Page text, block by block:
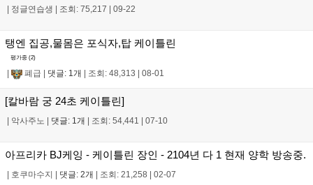
| 정글연습생 | 조회: 75,217 | 09-22
탱엔 집공,물몸은 포식자,탑 케이틀린
평가중 (2)
폐급 댓글: 1개 조회: 48,313 08-01
[칼바람 궁 24초 케이틀린]
악사주노 댓글: 1개 조회: 54,441 07-10
아프리카 BJ케잉 - 케이틀린 장인 - 2104년 다 1 현재 양학 방송중.
호쿠마수지 댓글: 2개 조회: 21,258 02-07